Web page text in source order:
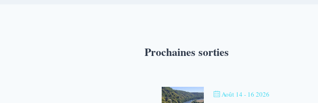
Prochaines sorties
Août 14 - 16 2026